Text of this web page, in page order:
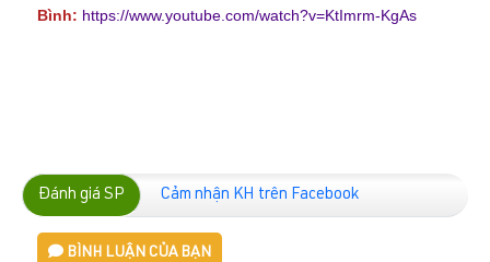
Bình: https://www.youtube.com/watch?v=KtImrm-KgAs
Đánh giá SP Cảm nhận KH trên Facebook
BÌNH LUẬN CỦA BẠN